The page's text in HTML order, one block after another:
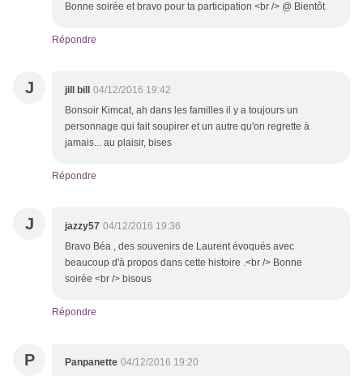
Bonne soirée et bravo pour ta participation <br /> @ Bientôt
Répondre
J jill bill
04/12/2016 19:42
Bonsoir Kimcat, ah dans les familles il y a toujours un
personnage qui fait soupirer et un autre qu'on regrette à
jamais... au plaisir, bises
Répondre
J jazzy57 04/12/2016 19:36
Bravo Béa , des souvenirs de Laurent évoqués avec
beaucoup d'à propos dans cette histoire .<br /> Bonne
soirée <br /> bisous
Répondre
P Panpanette 04/12/2016 19:20